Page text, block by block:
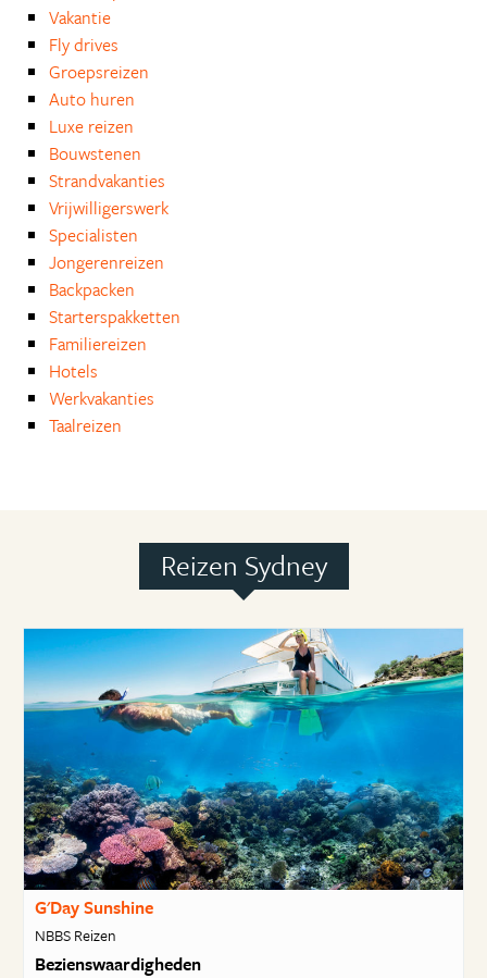
Vakantie
Fly drives
Groepsreizen
Auto huren
Luxe reizen
Bouwstenen
Strandvakanties
Vrijwilligerswerk
Specialisten
Jongerenreizen
Backpacken
Starterspakketten
Familiereizen
Hotels
Werkvakanties
Taalreizen
Reizen Sydney
G'Day Sunshine
NBBS Reizen
Bezienswaardigheden